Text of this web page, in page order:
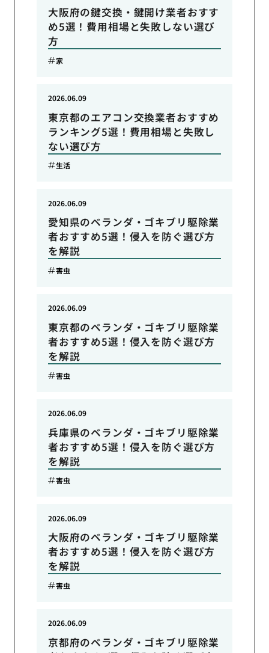
大阪府の鍵交換・鍵開け業者おすす
め5選！費用相場と失敗しない選び
方
家
東京都のエアコン交換業者おすすめ
ランキング5選！費用相場と失敗し
ない選び方
2026.06.09
生活
愛知県のベランダ・ゴキブリ駆除業
者おすすめ5選！侵入を防ぐ選び方
を解説
2026.06.09
害虫
東京都のベランダ・ゴキブリ駆除業
者おすすめ5選！侵入を防ぐ選び方
を解説
2026.06.09
害虫
兵庫県のベランダ・ゴキブリ駆除業
者おすすめ5選！侵入を防ぐ選び方
を解説
2026.06.09
害虫
大阪府のベランダ・ゴキブリ駆除業
者おすすめ5選！侵入を防ぐ選び方
を解説
2026.06.09
害虫
京都府のベランダ・ゴキブリ駆除業
2026.06.09